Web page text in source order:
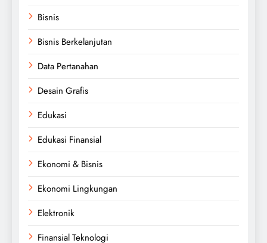
Bisnis
Bisnis Berkelanjutan
Data Pertanahan
Desain Grafis
Edukasi
Edukasi Finansial
Ekonomi & Bisnis
Ekonomi Lingkungan
Elektronik
Finansial Teknologi